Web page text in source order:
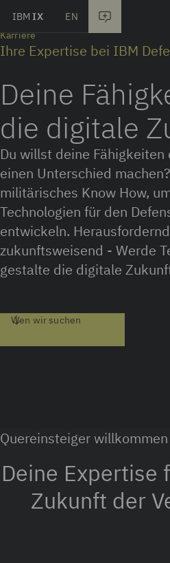
Skip to main content
IBM IX EN
Home
Karriere
Ihre Expertise bei IBM
Deine
die digitale
Du willst deine
einen Unterschied
militärisches Know How,
Technologien für den
entwickeln.
zukunftsweisend - Werde
gestalte die digitale
Wen wir suchen
Quereinsteiger willkommen
Deine Expertise
Zukunft der